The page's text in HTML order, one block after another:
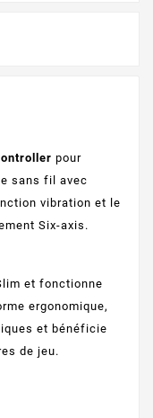
pour
sans fil avec
vibration et le
Six-axis.
et fonctionne
ergonomique,
et bénéficie
de jeu.